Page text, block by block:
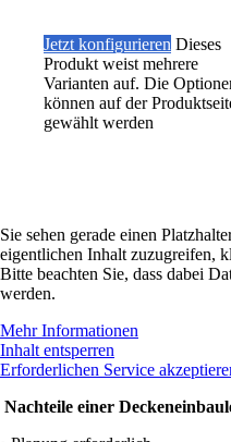
Jetzt konfigurieren Dieses
Produkt weist mehrere
Varianten auf. Die
können auf der
gewählt werden
Sie sehen gerade einen
eigentlichen Inhalt zuzugreifen,
Bitte beachten Sie, dass dabei
werden.
Mehr Informationen
Inhalt entsperren
Erforderlichen Service
Nachteile einer